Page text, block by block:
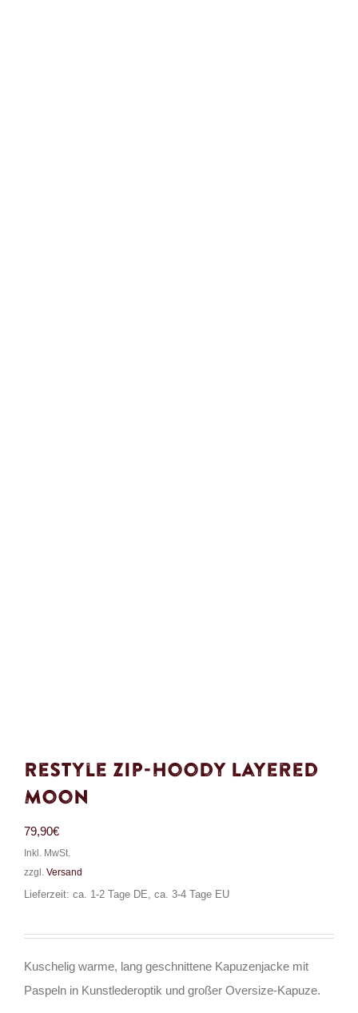
Restyle Zip-Hoody Layered
Moon
79,90€
Inkl. MwSt.
zzgl. Versand
Lieferzeit: ca. 1-2 Tage DE, ca. 3-4 Tage EU
Kuschelig warme, lang geschnittene Kapuzenjacke mit
Paspeln in Kunstlederoptik und großer Oversize-Kapuze.